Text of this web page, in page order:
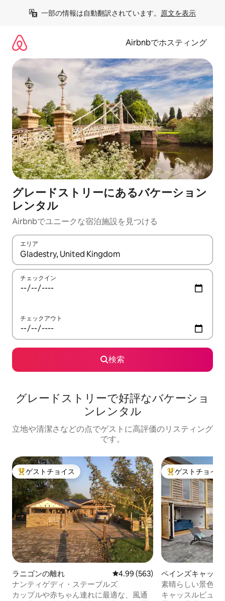
一部の情報は自動翻訳されています。 原文を表示
Airbnbでホスティング
グレードストリーにあるバケーション
レンタル
Airbnbでユニークな宿泊施設を見つける
エリア
検索結果が表示されたら、上下の矢印キーを使って移動するか
チェックイン
チェックアウト
検索
グレードストリーで好評なバケーショ
ンレンタル
立地や清潔さなどの点でゲストに高評価のリスティング
です。
大好評のゲストチョイスです。
ゲストチョイス
ラニゴンの離れ レビュー563件、5つ星中4.99つ
4.99 (563)
ナンティゲディ・ステーブルズ
カップルや赤ちゃん連れに最適な、風通
大好評のゲスト
ゲストチョイス
ペインズキャッス
ウス
素晴らしい景色と
人里離れたロッジ
キャッスルビュー